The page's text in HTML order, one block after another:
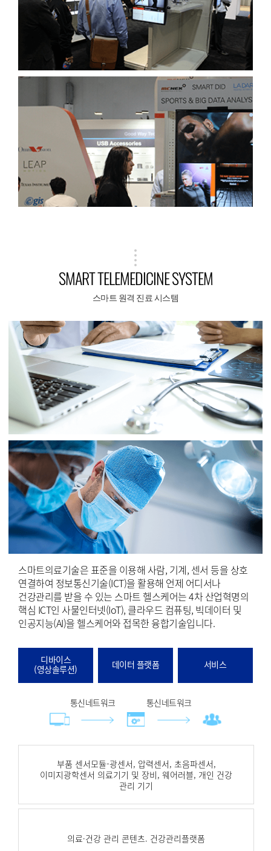
SMART TELEMEDICINE SYSTEM
스마트 원격 진료 시스템
스마트의료기술은 표준을 이용해 사람, 기계, 센서 등을 상호
연결하여 정보통신기술(ICT)을 활용해 언제 어디서나
건강관리를 받을 수 있는 스마트 헬스케어는 4차 산업혁명의
핵심 ICT인 사물인터넷(IoT), 클라우드 컴퓨팅, 빅데이터 및
인공지능(AI)을 헬스케어와 접목한 융합기술입니다.
디바이스
(영상솔루션)
데이터 플랫폼 서비스
통신네트워크 통신네트워크
부품 센서모듈-광센서, 압력센서, 초음파센서,
이미지광학센서 의료기기 및 장비, 웨어러블, 개인 건강
관리 기기
의료·건강 관리 콘텐츠. 건강관리플랫폼